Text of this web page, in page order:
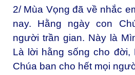
2/ Mùa Vọng đã về nhắc
nay. Hằng ngày con
người trần gian. Này là
Là lời hằng sống cho đời,
Chúa ban cho hết mọi